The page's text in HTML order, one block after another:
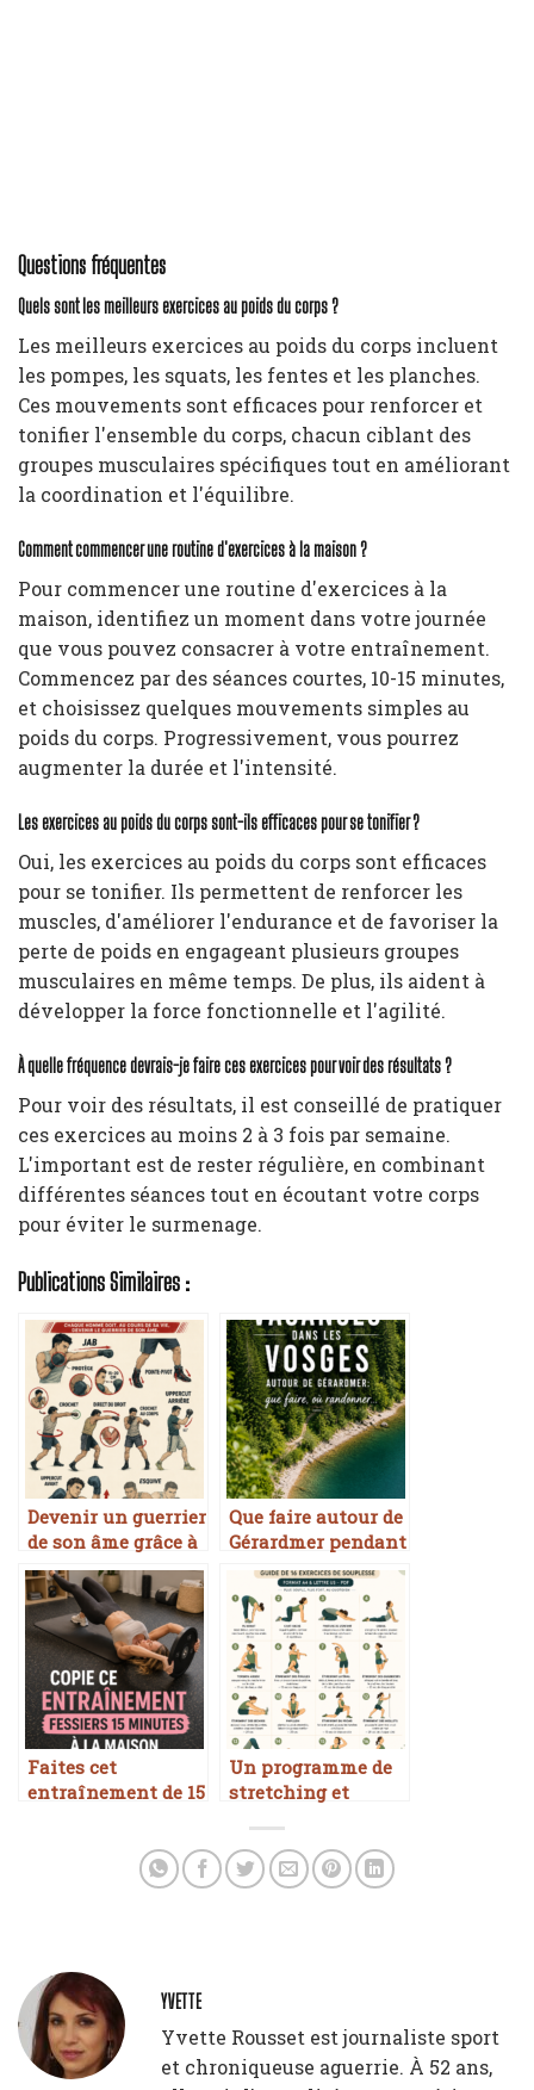
Questions fréquentes
Quels sont les meilleurs exercices au poids du corps ?
Les meilleurs exercices au poids du corps incluent
les pompes, les squats, les fentes et les planches.
Ces mouvements sont efficaces pour renforcer et
tonifier l'ensemble du corps, chacun ciblant des
groupes musculaires spécifiques tout en améliorant
la coordination et l'équilibre.
Comment commencer une routine d'exercices à la maison ?
Pour commencer une routine d'exercices à la
maison, identifiez un moment dans votre journée
que vous pouvez consacrer à votre entraînement.
Commencez par des séances courtes, 10-15 minutes,
et choisissez quelques mouvements simples au
poids du corps. Progressivement, vous pourrez
augmenter la durée et l'intensité.
Les exercices au poids du corps sont-ils efficaces pour se tonifier ?
Oui, les exercices au poids du corps sont efficaces
pour se tonifier. Ils permettent de renforcer les
muscles, d'améliorer l'endurance et de favoriser la
perte de poids en engageant plusieurs groupes
musculaires en même temps. De plus, ils aident à
développer la force fonctionnelle et l'agilité.
À quelle fréquence devrais-je faire ces exercices pour voir des résultats ?
Pour voir des résultats, il est conseillé de pratiquer
ces exercices au moins 2 à 3 fois par semaine.
L'important est de rester régulière, en combinant
différentes séances tout en écoutant votre corps
pour éviter le surmenage.
Publications Similaires :
Devenir un guerrier
de son âme grâce à
la boxe
Que faire autour de
Gérardmer pendant
vos vacances ?
Faites cet
entraînement de 15
Un programme de
stretching et
plus de flexibilité
YVETTE
Yvette Rousset est journaliste sport
et chroniqueuse aguerrie. À 52 ans,